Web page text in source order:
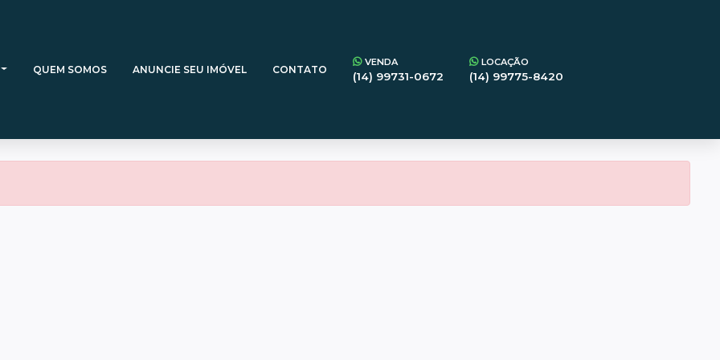
QUEM SOMOS ANUNCIE SEU IMÓVEL CONTATO
VENDA
(14) 99731-0672
LOCAÇÃO
(14) 99775-8420